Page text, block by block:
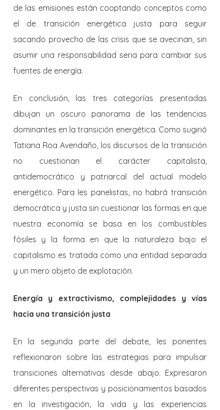
de las emisiones están cooptando conceptos como
el de transición energética justa para seguir
sacando provecho de las crisis que se avecinan, sin
asumir una responsabilidad seria para cambiar sus
fuentes de energía.
En conclusión, las tres categorías presentadas
dibujan un oscuro panorama de las tendencias
dominantes en la transición energética. Como sugirió
Tatiana Roa Avendaño, los discursos de la transición
no cuestionan el carácter capitalista,
antidemocrático y patriarcal del actual modelo
energético. Para les panelistas, no habrá transición
democrática y justa sin cuestionar las formas en que
nuestra economía se basa en los combustibles
fósiles y la forma en que la naturaleza bajo el
capitalismo es tratada como una entidad separada
y un mero objeto de explotación.
Energía y extractivismo, complejidades y vías
hacia una transición justa
En la segunda parte del debate, les ponentes
reflexionaron sobre las estrategias para impulsar
transiciones alternativas desde abajo. Expresaron
diferentes perspectivas y posicionamientos basados
en la investigación, la vida y las experiencias